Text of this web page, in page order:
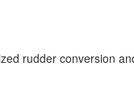
rudder conversion